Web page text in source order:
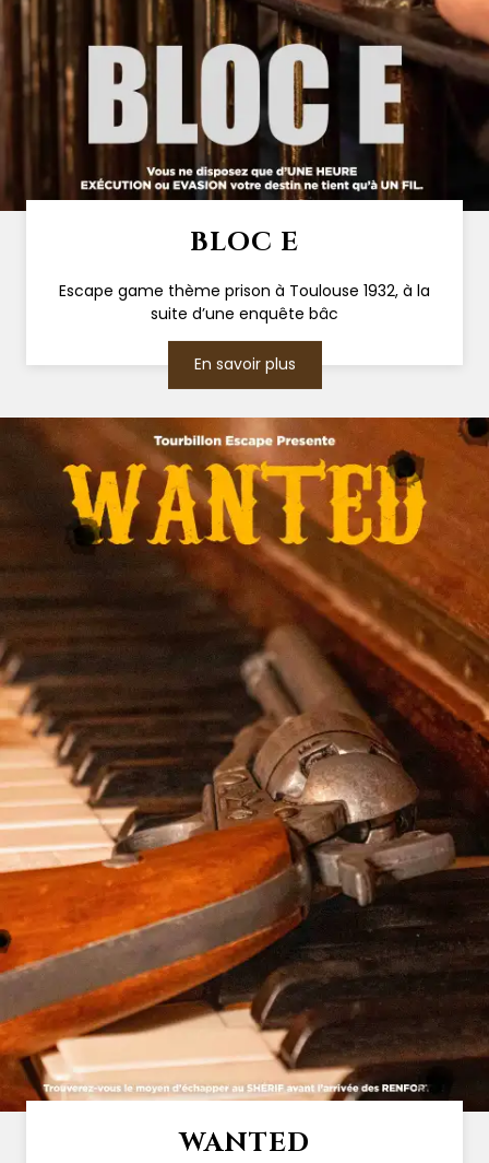
BLOC E
Escape game thème prison à Toulouse 1932, à la
suite d’une enquête bâc
En savoir plus
WANTED